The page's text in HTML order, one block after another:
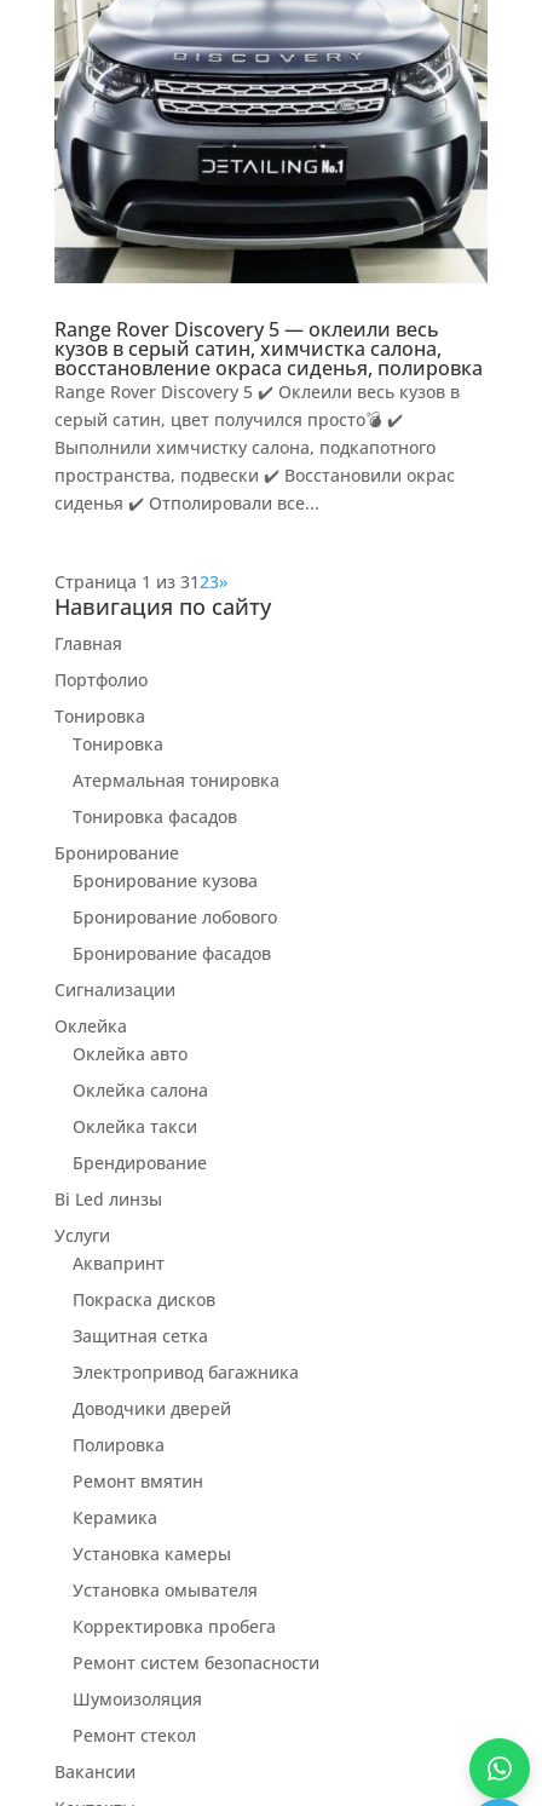
Range Rover Discovery 5 — оклеили весь
кузов в серый сатин, химчистка салона,
восстановление окраса сиденья, полировка
Range Rover Discovery 5 ✔️ Оклеили весь кузов в
серый сатин, цвет получился просто💣 ✔️
Выполнили химчистку салона, подкапотного
пространства, подвески ✔️ Восстановили окрас
сиденья ✔️ Отполировали все...
Страница 1 из 3123»
Навигация по сайту
Главная
Портфолио
Тонировка
Тонировка
Атермальная тонировка
Тонировка фасадов
Бронирование
Бронирование кузова
Бронирование лобового
Бронирование фасадов
Сигнализации
Оклейка
Оклейка авто
Оклейка салона
Оклейка такси
Брендирование
Bi Led линзы
Услуги
Аквапринт
Покраска дисков
Защитная сетка
Электропривод багажника
Доводчики дверей
Полировка
Ремонт вмятин
Керамика
Установка камеры
Установка омывателя
Корректировка пробега
Ремонт систем безопасности
Шумоизоляция
Ремонт стекол
Вакансии